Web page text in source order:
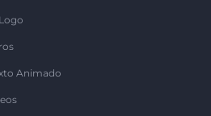
Animado